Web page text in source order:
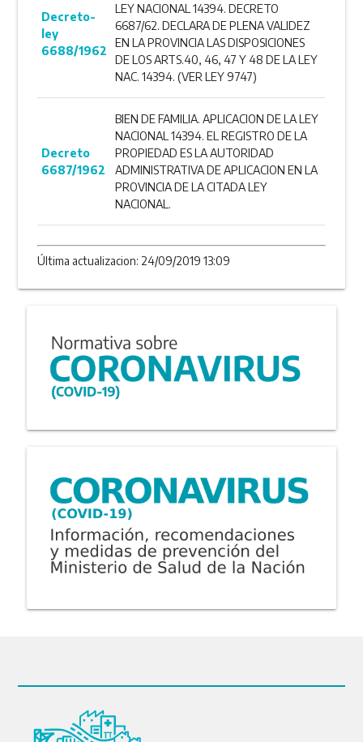
Decreto-
ley
6688/1962
LEY NACIONAL 14394. DECRETO
6687/62. DECLARA DE PLENA VALIDEZ
EN LA PROVINCIA LAS DISPOSICIONES
DE LOS ARTS.40, 46, 47 Y 48 DE LA LEY
NAC. 14394. (VER LEY 9747)
Decreto
6687/1962
BIEN DE FAMILIA. APLICACION DE LA LEY
NACIONAL 14394. EL REGISTRO DE LA
PROPIEDAD ES LA AUTORIDAD
ADMINISTRATIVA DE APLICACION EN LA
PROVINCIA DE LA CITADA LEY
NACIONAL.
Última actualizacion: 24/09/2019 13:09